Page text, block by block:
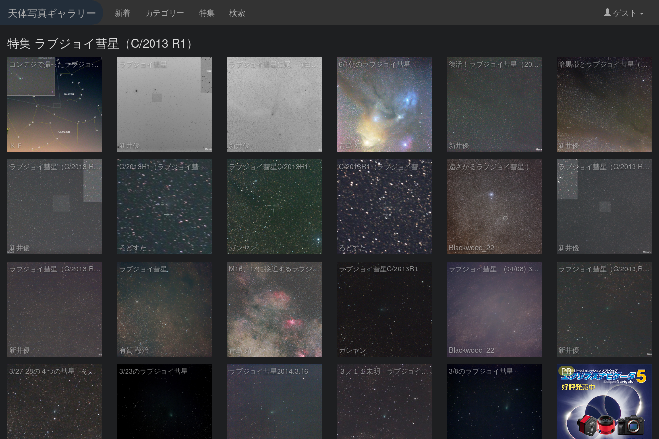
天体写真ギャラリー 新着 カテゴリー 特集 検索 ゲスト
特集 ラブジョイ彗星（C/2013 R1）
コンデジで撮ったラブジョイ彗星（3）
ＫＦ
ラブジョイ彗星
新井優
ラブジョイ彗星に尾 （白黒反転）
新井優
6/1朝のラブジョイ彗星
青島 靖
復活！ラブジョイ彗星（20140601）
新井優
暗黒帯とラブジョイ彗星（20140601）
新井優
ラブジョイ彗星（C/2013 R1）（20140524）
新井優
C/2013R1（ラブジョイ彗星）
ろどすた
ラブジョイ彗星C/2013R1
ガンヤン
C/2013R1（ラブジョイ彗星）
ろどすた
遠ざかるラブジョイ彗星 (C/2013 R1)
Blackwood_22
ラブジョイ彗星（C/2013 R1）（20140503）
新井優
ラブジョイ彗星（C/2013 R1）（20140426）
新井優
ラブジョイ彗星
有賀 敬治
M16、17に接近するラブジョイ彗星
青島 靖
ラブジョイ彗星C/2013R1
ガンヤン
ラブジョイ彗星 (04/08) 300mm
Blackwood_22
ラブジョイ彗星（C/2013 R1）（20140405）
新井優
3/27-28の４つの彗星 その３．ラブジョイ彗星（C/2013 R1） 3/23のラブジョイ彗星 ラブジョイ彗星2014.3.16 ３／１１未明 ラブジョイ彗星（C/2013 R1） 3/8のラブジョイ彗星 PR